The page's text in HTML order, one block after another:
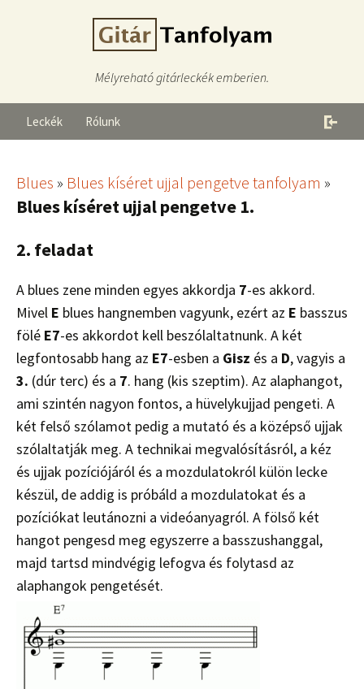
Mélyreható gitárleckék emberien.
Leckék Rólunk
Blues » Blues kíséret ujjal pengetve tanfolyam »
Blues kíséret ujjal pengetve 1.
2. feladat
A blues zene minden egyes akkordja 7-es akkord.
Mivel E blues hangnemben vagyunk, ezért az E basszus
fölé E7-es akkordot kell beszólaltatnunk. A két
legfontosabb hang az E7-esben a Gisz és a D, vagyis a
3. (dúr terc) és a 7. hang (kis szeptim). Az alaphangot,
ami szintén nagyon fontos, a hüvelykujjad pengeti. A
két felső szólamot pedig a mutató és a középső ujjak
szólaltatják meg. A technikai megvalósításról, a kéz
és ujjak pozíciójáról és a mozdulatokról külön lecke
készül, de addig is próbáld a mozdulatokat és a
pozíciókat leutánozni a videóanyagról. A fölső két
hangot pengesd meg egyszerre a basszushanggal,
majd tartsd mindvégig lefogva és folytasd az
alaphangok pengetését.